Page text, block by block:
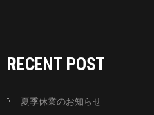
RECENT POST
夏季休業のお知らせ